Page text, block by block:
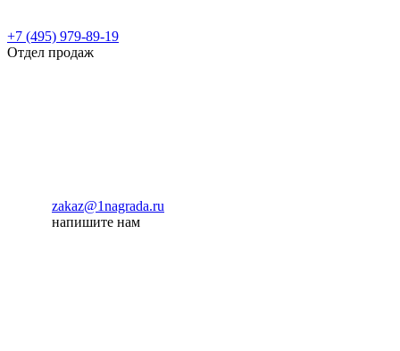
+7 (495) 979-89-19
Отдел продаж
zakaz@1nagrada.ru
напишите нам